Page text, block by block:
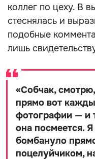
коллег по цеху. В
стеснялась и
подобные
лишь
«Собчак,
прямо вот
фотографии — и
она посмеется.
бомбануло
поцелуйчиком,